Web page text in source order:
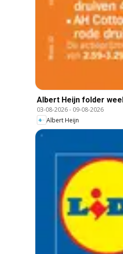
Albert Heijn folder
03-08-2026- 09-08-2026
Albert Heijn